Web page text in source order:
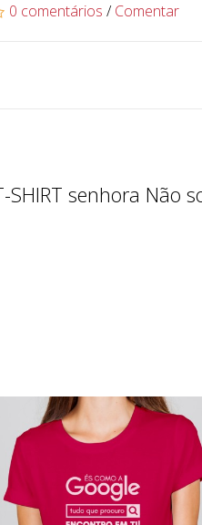
0 comentários /Comentar
senhora Não